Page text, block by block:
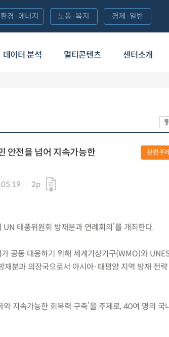
데이터 분석 멀티콘텐츠 센터소개
환경·에너지 노동·복지 경제·일반
안전을 넘어 지속가능한
2p
관련주
태풍위원회 방재분과 연례회의’를 개최한다.
공동 대응하기 위해 세계기상기구(WMO)와
분과 의장국으로서 아시아·태평양 지역 방재 전략
지속가능한 회복력 구축’을 주제로, 40여 명의 국